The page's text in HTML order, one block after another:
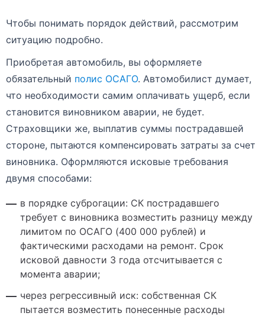
Чтобы понимать порядок действий, рассмотрим
ситуацию подробно.
Приобретая автомобиль, вы оформляете
обязательный полис ОСАГО. Автомобилист думает,
что необходимости самим оплачивать ущерб, если
становится виновником аварии, не будет.
Страховщики же, выплатив суммы пострадавшей
стороне, пытаются компенсировать затраты за счет
виновника. Оформляются исковые требования
двумя способами:
в порядке суброгации: СК пострадавшего
требует с виновника возместить разницу между
лимитом по ОСАГО (400 000 рублей) и
фактическими расходами на ремонт. Срок
исковой давности 3 года отсчитывается с
момента аварии;
через регрессивный иск: собственная СК
пытается возместить понесенные расходы